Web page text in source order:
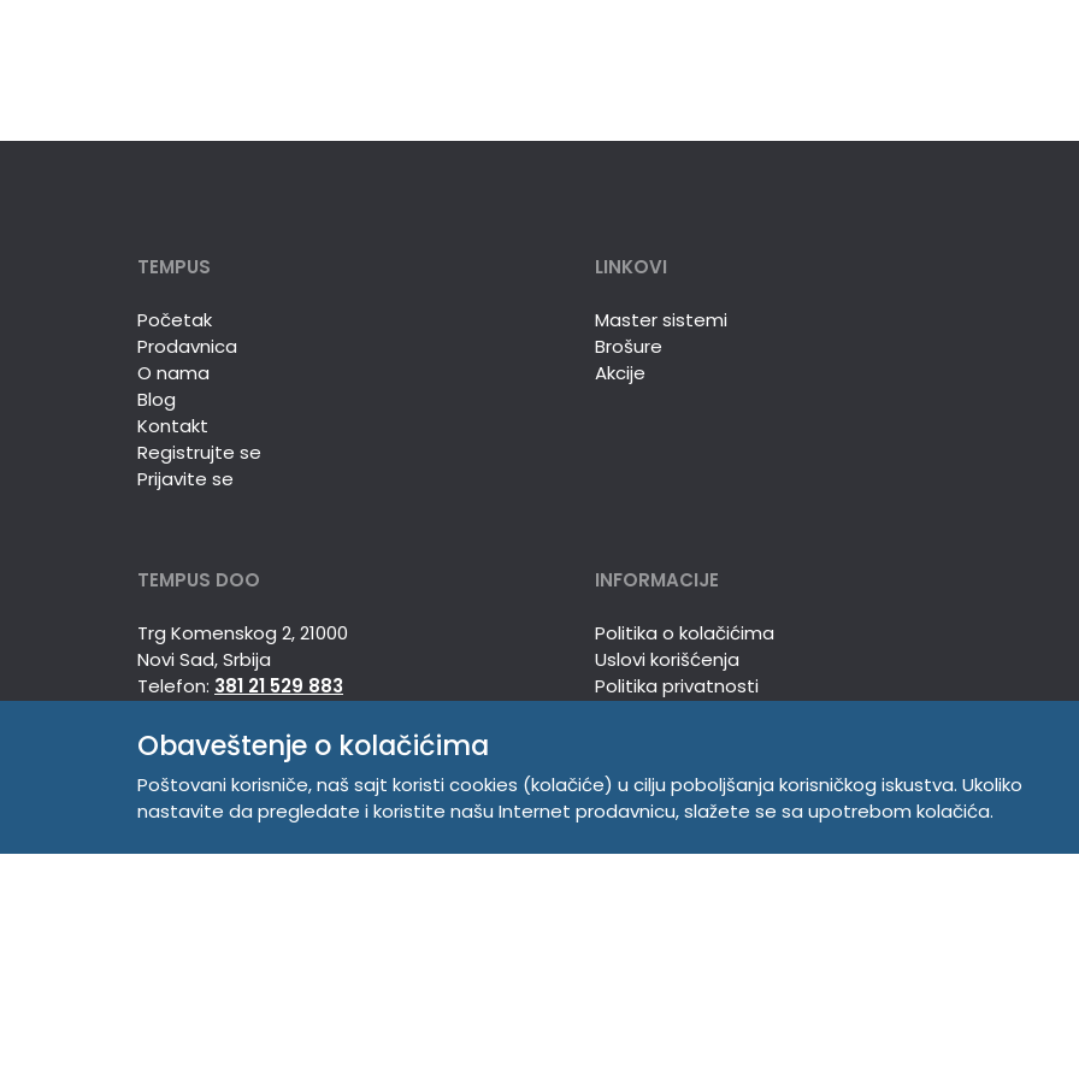
TEMPUS
Početak
Prodavnica
O nama
Blog
Kontakt
Registrujte se
Prijavite se
LINKOVI
Master sistemi
Brošure
Akcije
TEMPUS DOO
Trg Komenskog 2, 21000
Novi Sad, Srbija
Telefon: 381 21 529 883
PIB 104345469
Matični broj 20150718
INFORMACIJE
Politika o kolačićima
Uslovi korišćenja
Politika privatnosti
Obaveštenje o kolačićima
Poštovani korisniče, naš sajt koristi cookies (kolačiće) u cilju poboljšanja korisničkog iskustva. Ukoliko
nastavite da pregledate i koristite našu Internet prodavnicu, slažete se sa upotrebom kolačića.